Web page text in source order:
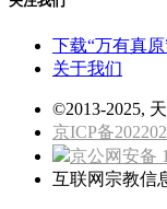
下载“万有真原
关于我们
©2013-2025,
京ICP备
京公网安备
互联网宗教信